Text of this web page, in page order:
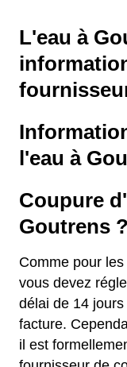
L'eau à
l'eau à
Coupure
Goutrens ?
Comme pour
vous devez
délai de 14
facture.
il est